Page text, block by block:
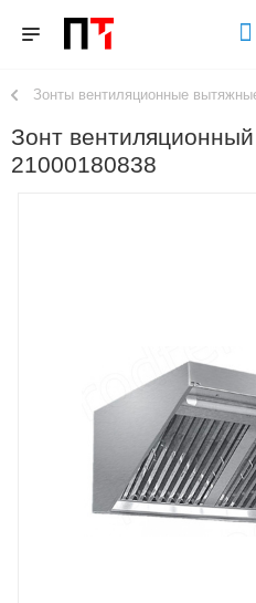
Зонты вентиляционные
Зонт
21000180838